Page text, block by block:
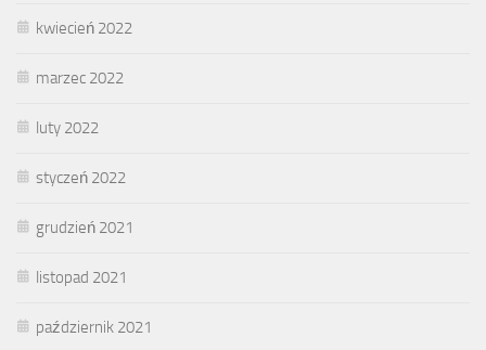
kwiecień 2022
marzec 2022
luty 2022
styczeń 2022
grudzień 2021
listopad 2021
październik 2021